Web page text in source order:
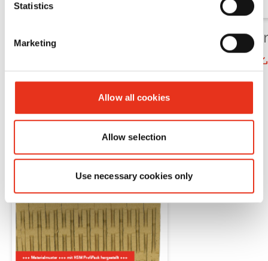
Statistics
Marketing
Allow all cookies
Allow selection
Use necessary cookies only
HSM ProfiPack
productoverzicht
HSM
flyer